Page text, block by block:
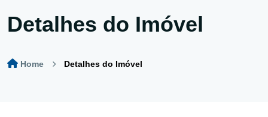
Detalhes do Imóvel
Home Detalhes do Imóvel